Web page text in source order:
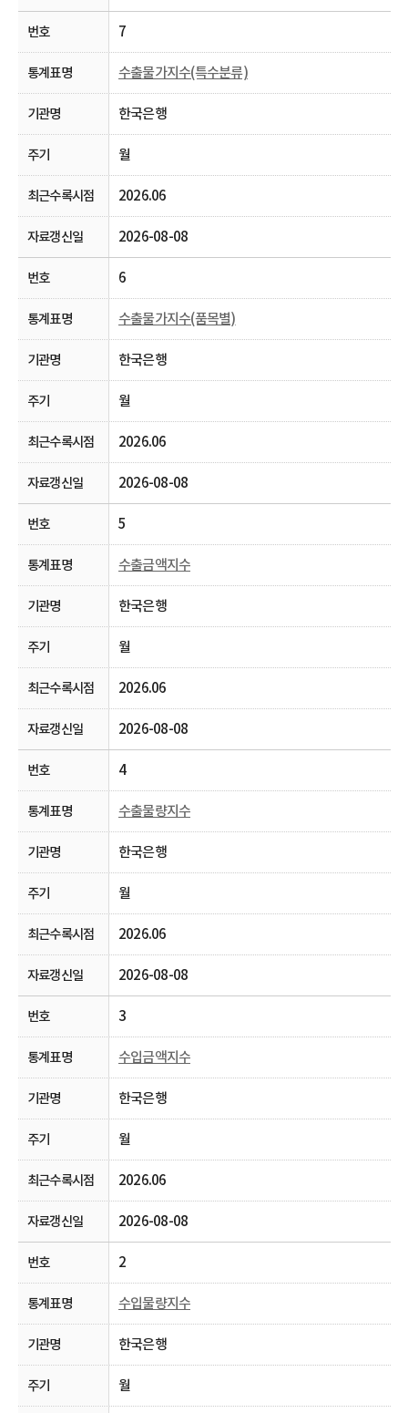
7
수출물가지수(특수분류)
한국은행
월
2026.06
2026-08-08
6
수출물가지수(품목별)
한국은행
월
2026.06
2026-08-08
5
수출금액지수
한국은행
월
2026.06
2026-08-08
4
수출물량지수
한국은행
월
2026.06
2026-08-08
3
수입금액지수
한국은행
월
2026.06
2026-08-08
2
수입물량지수
한국은행
월